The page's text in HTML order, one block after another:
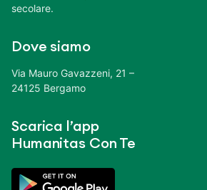
secolare.
Dove siamo
Via Mauro Gavazzeni, 21 –
24125 Bergamo
Scarica l’app
Humanitas Con Te